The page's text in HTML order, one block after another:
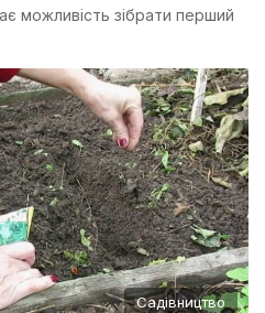
можливість зібрати перший
Садівництво